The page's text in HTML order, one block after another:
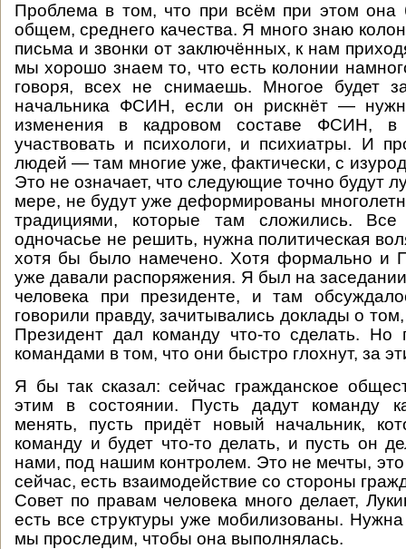
Проблема в том, что при всём при этом она
общем, среднего качества. Я много знаю
письма и звонки от заключённых, к нам
мы хорошо знаем то, что есть колонии
говоря, всех не снимаешь. Многое будет
начальника ФСИН, если он рискнёт —
изменения в кадровом составе ФСИН, в
участвовать и психологи, и психиатры. И
людей — там многие уже, фактически, с
Это не означает, что следующие точно будут
мере, не будут уже деформированы
традициями, которые там сложились.
одночасье не решить, нужна политическая
хотя бы было намечено. Хотя формально и
уже давали распоряжения. Я был на
человека при президенте, и там
говорили правду, зачитывались доклады о
Президент дал команду что-то сделать. Но
командами в том, что они быстро глохнут, за
Я бы так сказал: сейчас гражданское
этим в состоянии. Пусть дадут команду
менять, пусть придёт новый начальник,
команду и будет что-то делать, и пусть он
нами, под нашим контролем. Это не мечты,
сейчас, есть взаимодействие со стороны
Совет по правам человека много делает,
есть все структуры уже мобилизованы.
мы проследим, чтобы она выполнялась.